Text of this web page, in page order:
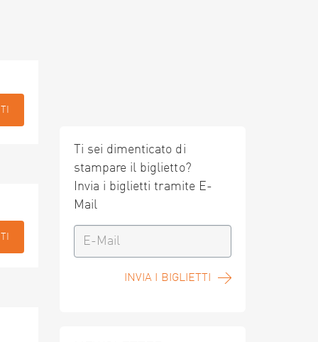
Ti sei dimenticato di
stampare il biglietto?
Invia i biglietti tramite E-
Mail
INVIA I BIGLIETTI